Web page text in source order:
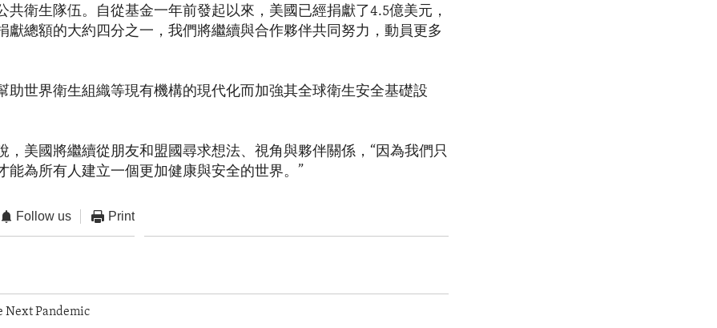
共衛生隊伍。自從基金一年前發起以來，美國已經捐獻了4.5億美元，
獻總額的大約四分之一，我們將繼續與合作夥伴共同努力，動員更多
助世界衛生組織等現有機構的現代化而加強其全球衛生安全基礎設
，美國將繼續從朋友和盟國尋求想法、視角與夥伴關係，“因為我們只
能為所有人建立一個更加健康與安全的世界。”
Follow us Print
Next Pandemic